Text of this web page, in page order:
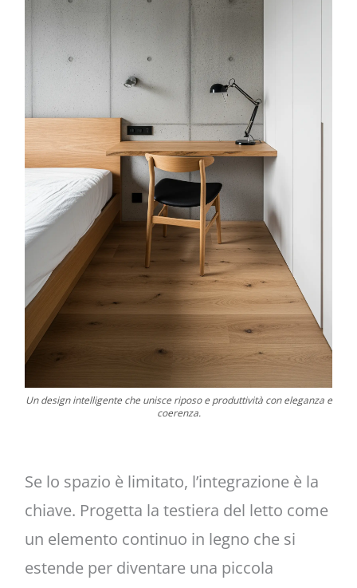
Un design intelligente che unisce riposo e produttività con eleganza e
coerenza.
Se lo spazio è limitato, l’integrazione è la
chiave. Progetta la testiera del letto come
un elemento continuo in legno che si
estende per diventare una piccola